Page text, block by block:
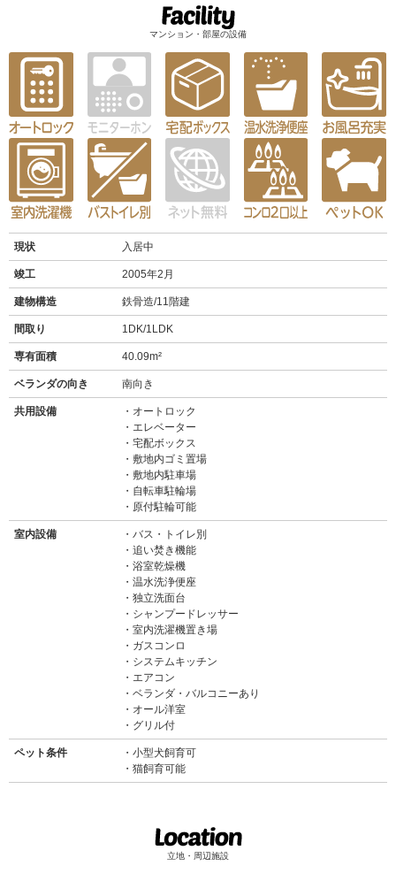
マンション・部屋の設備
現状 入居中
竣工 2005年2月
建物構造 鉄骨造/11階建
間取り 1DK/1LDK
専有面積 40.09m²
ベランダの向き 南向き
共用設備
オートロック
エレベーター
宅配ボックス
敷地内ゴミ置場
敷地内駐車場
自転車駐輪場
原付駐輪可能
室内設備
バス・トイレ別
追い焚き機能
浴室乾燥機
温水洗浄便座
独立洗面台
シャンプードレッサー
室内洗濯機置き場
ガスコンロ
システムキッチン
エアコン
ベランダ・バルコニーあり
オール洋室
グリル付
ペット条件
小型犬飼育可
猫飼育可能
立地・周辺施設